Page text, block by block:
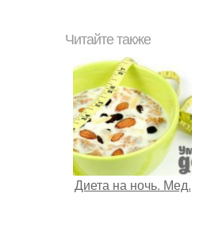
Читайте также
Диета на ночь. Мед.